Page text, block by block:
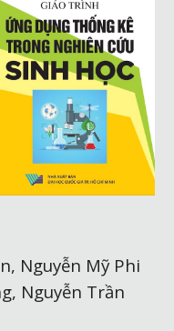
Nguyễn Mỹ Phi
Nguyễn Trần